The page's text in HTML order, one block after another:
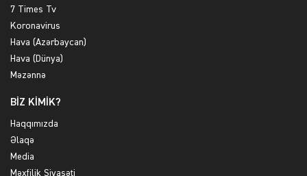
7 Times Tv
Koronavirus
Hava (Azərbaycan)
Hava (Dünya)
Məzənnə
BİZ KİMİK?
Haqqımızda
Əlaqə
Media
Məxfilik Siyasəti